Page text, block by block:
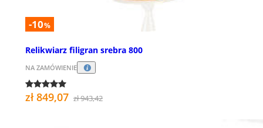
-10%
Relikwiarz filigran srebra 800
NA ZAMÓWIENIE
zł 849,07 zł 943,42